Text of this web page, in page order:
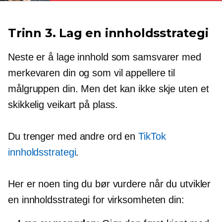
Trinn 3. Lag en innholdsstrategi
Neste er å lage innhold som samsvarer med
merkevaren din og som vil appellere til
målgruppen din. Men det kan ikke skje uten et
skikkelig veikart på plass.
Du trenger med andre ord enTikTok
innholdsstrategi.
Her er noen ting du bør vurdere når du utvikler
en innholdsstrategi for virksomheten din: